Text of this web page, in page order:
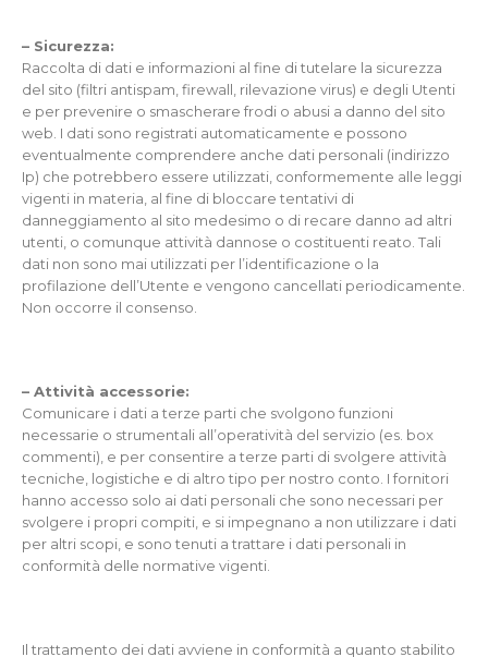
– Sicurezza:
Raccolta di dati e informazioni al fine di tutelare la sicurezza
del sito (filtri antispam, firewall, rilevazione virus) e degli Utenti
e per prevenire o smascherare frodi o abusi a danno del sito
web. I dati sono registrati automaticamente e possono
eventualmente comprendere anche dati personali (indirizzo
Ip) che potrebbero essere utilizzati, conformemente alle leggi
vigenti in materia, al fine di bloccare tentativi di
danneggiamento al sito medesimo o di recare danno ad altri
utenti, o comunque attività dannose o costituenti reato. Tali
dati non sono mai utilizzati per l’identificazione o la
profilazione dell’Utente e vengono cancellati periodicamente.
Non occorre il consenso.
– Attività accessorie:
Comunicare i dati a terze parti che svolgono funzioni
necessarie o strumentali all’operatività del servizio (es. box
commenti), e per consentire a terze parti di svolgere attività
tecniche, logistiche e di altro tipo per nostro conto. I fornitori
hanno accesso solo ai dati personali che sono necessari per
svolgere i propri compiti, e si impegnano a non utilizzare i dati
per altri scopi, e sono tenuti a trattare i dati personali in
conformità delle normative vigenti.
Il trattamento dei dati avviene in conformità a quanto stabilito